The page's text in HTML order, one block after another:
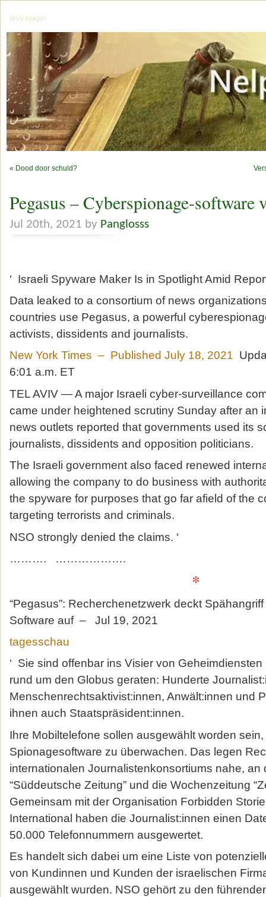
jerry mager
« Dood door schuld?
Pegasus – Cyberspionage-software
Jul 20th, 2021 by Panglosss
‘ Israeli Spyware Maker Is in Spotlight Amid
Data leaked to a consortium of news
countries use Pegasus, a powerful
activists, dissidents and journalists.
New York Times – Published July 18, 2021
6:01 a.m. ET
TEL AVIV — A major Israeli cyber-surveillance
came under heightened scrutiny Sunday after an
news outlets reported that governments used its
journalists, dissidents and opposition politicians.
The Israeli government also faced renewed
allowing the company to do business with
the spyware for purposes that go far afield of the
targeting terrorists and criminals.
NSO strongly denied the claims. ‘
………. ……………….
*
“Pegasus”: Recherchenetzwerk deckt
Software auf – Jul 19, 2021
tagesschau
‘ Sie sind offenbar ins Visier von
rund um den Globus geraten: Hunderte
Menschenrechtsaktivist:innen, Anwält:innen und
ihnen auch Staatspräsident:innen.
Ihre Mobiltelefone sollen ausgewählt worden
Spionagesoftware zu überwachen. Das legen
internationalen Journalistenkonsortiums nahe, an
“Süddeutsche Zeitung” und die Wochenzeitung
Gemeinsam mit der Organisation Forbidden
International haben die Journalist:innen einen
50.000 Telefonnummern ausgewertet.
Es handelt sich dabei um eine Liste von
von Kundinnen und Kunden der israelischen
ausgewählt wurden. NSO gehört zu den